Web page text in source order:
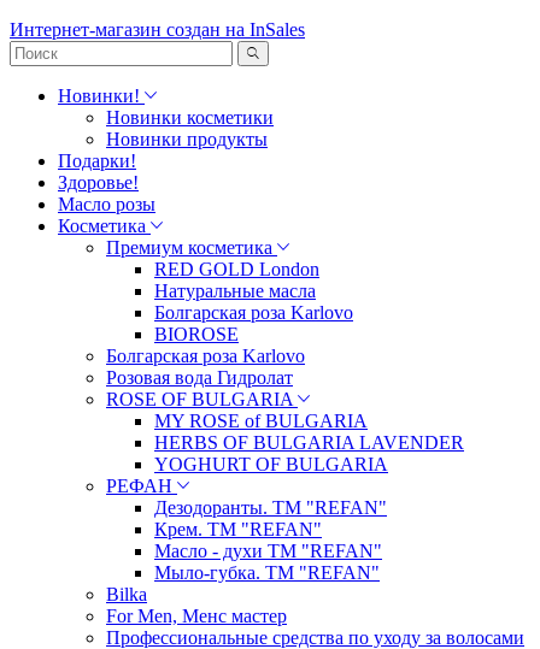
Интернет-магазин создан на InSales
Новинки!
Новинки косметики
Новинки продукты
Подарки!
Здоровье!
Масло розы
Косметика
Премиум косметика
RED GOLD London
Натуральные масла
Болгарская роза Karlovo
BIOROSE
Болгарская роза Karlovo
Розовая вода Гидролат
ROSE OF BULGARIA
MY ROSE of BULGARIA
HERBS OF BULGARIA LAVENDER
YOGHURT OF BULGARIA
РЕФАН
Дезодоранты. ТМ "REFAN"
Крем. ТМ "REFAN"
Масло - духи ТМ "REFAN"
Мыло-губка. ТМ "REFAN"
Bilka
For Men, Менс мастер
Профессиональные средства по уходу за волосами